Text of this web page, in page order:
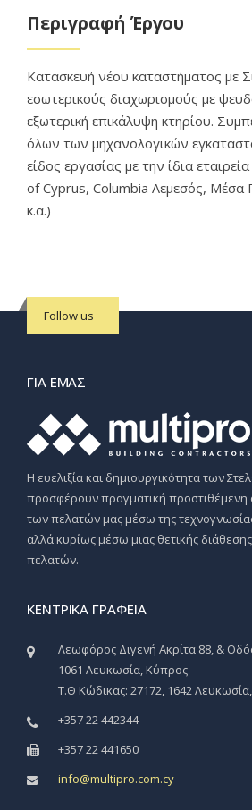
Περιγραφή Έργου
Κατασκευή νέου καταστήματος με
εσωτερικούς διαχωρισμούς με
εξωτερική επικάλυψη κτηρίου.
όλων των μηχανολογικών
είδος εργασίας με την ίδια
of Cyprus, Columbia Λεμεσός, Μέσα
κ.α.)
Follow us
ΓΙΑ ΕΜΆΣ
Η ευελιξία και δημιουργικότητα των
προσφέρουν πραγματική προστιθέμενη
των πελατών μας μέσω της τεχνογνωσίας
αλλά κυρίως μέσω μιας θετικής
πελατών.
ΚΕΝΤΡΙΚΆ ΓΡΑΦΕΊΑ
Λεωφόρος Διγενή Ακρίτα 88, &
1061 Λευκωσία, Κύπρος
Τ.Θ Κώδικας: 27172, 1642
+357 22 442344
+357 22 441650
info@multipro.com.cy